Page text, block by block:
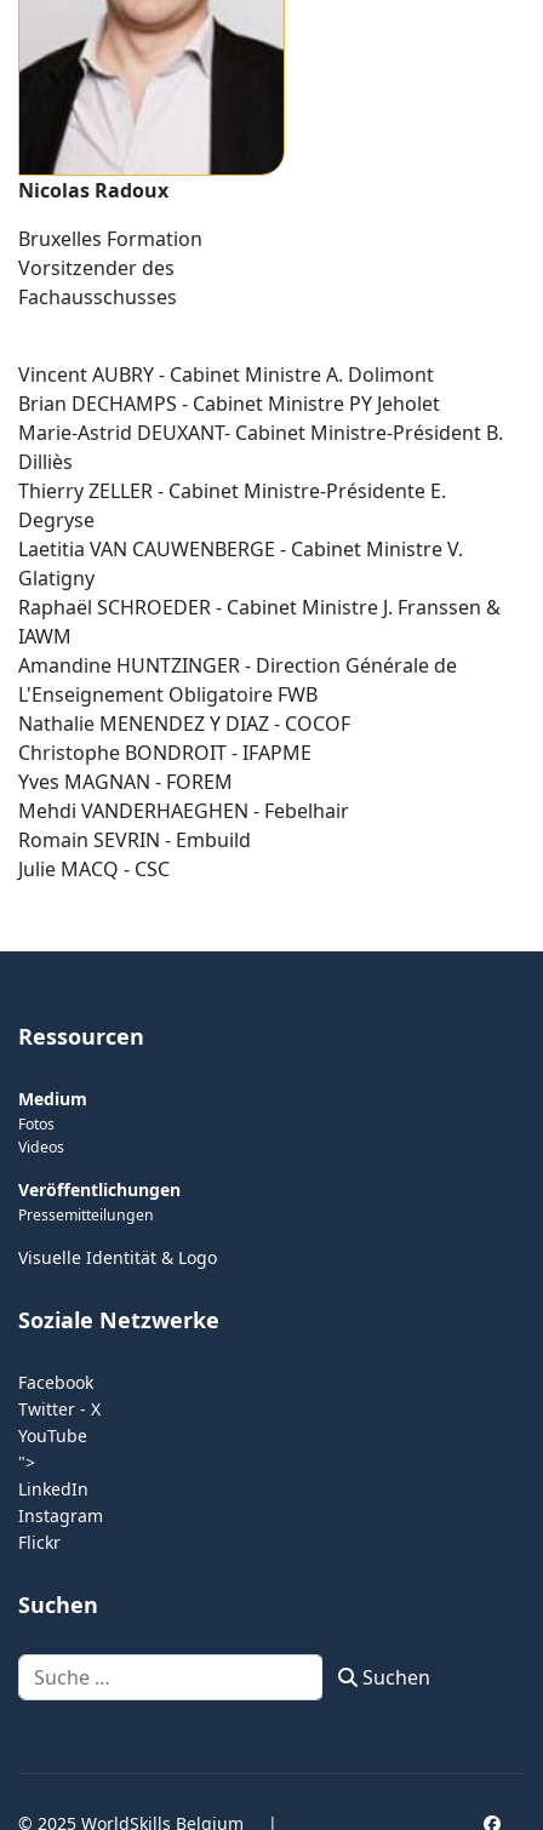
Nicolas Radoux
Bruxelles Formation
Vorsitzender des
Fachausschusses
Vincent AUBRY - Cabinet Ministre A. Dolimont
Brian DECHAMPS - Cabinet Ministre PY Jeholet
Marie-Astrid DEUXANT- Cabinet Ministre-Président B.
Dilliès
Thierry ZELLER - Cabinet Ministre-Présidente E.
Degryse
Laetitia VAN CAUWENBERGE - Cabinet Ministre V.
Glatigny
Raphaël SCHROEDER - Cabinet Ministre J. Franssen &
IAWM
Amandine HUNTZINGER - Direction Générale de
L'Enseignement Obligatoire FWB
Nathalie MENENDEZ Y DIAZ - COCOF
Christophe BONDROIT - IFAPME
Yves MAGNAN - FOREM
Mehdi VANDERHAEGHEN - Febelhair
Romain SEVRIN - Embuild
Julie MACQ - CSC
Ressourcen
Medium
Fotos
Videos
Veröffentlichungen
Pressemitteilungen
Visuelle Identität & Logo
Soziale Netzwerke
Facebook
Twitter - X
YouTube
">
LinkedIn
Instagram
Flickr
Suchen
Suchen Suchen
© 2025 WorldSkills Belgium |